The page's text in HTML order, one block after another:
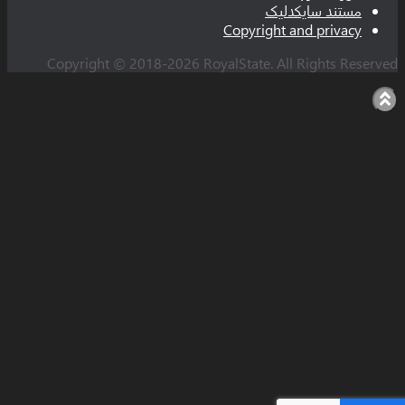
سایکدلیک
Copyright and
Copyright © 2018-2026 RoyalState. All Rights